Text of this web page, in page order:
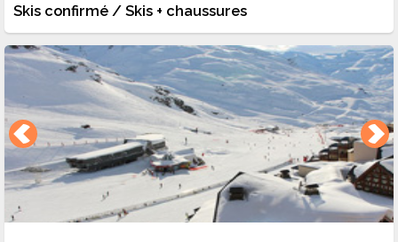
Skis confirmé / Skis + chaussures